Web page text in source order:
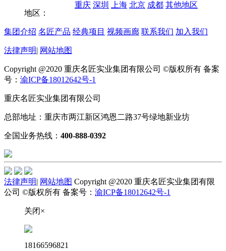
地区：
重庆 深圳 上海 北京 成都 其他地区
集团介绍 名匠产品 经典项目 视频画廊 联系我们 加入我们
法律声明| 网站地图
Copyright @2020 重庆名匠实业集团有限公司 ©版权所有 备案
号： 渝ICP备18012642号-1
重庆名匠实业集团有限公司
总部地址：重庆市两江新区鸿恩二路37号绿地新业坊
全国业务热线： 400-888-0392
法律声明| 网站地图 Copyright @2020 重庆名匠实业集团有限
公司 ©版权所有 备案号： 渝ICP备18012642号-1
关闭×
18166596821